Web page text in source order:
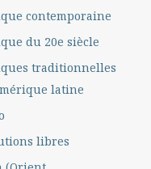
contemporaine
du 20e siècle
traditionnelles
latine
libres